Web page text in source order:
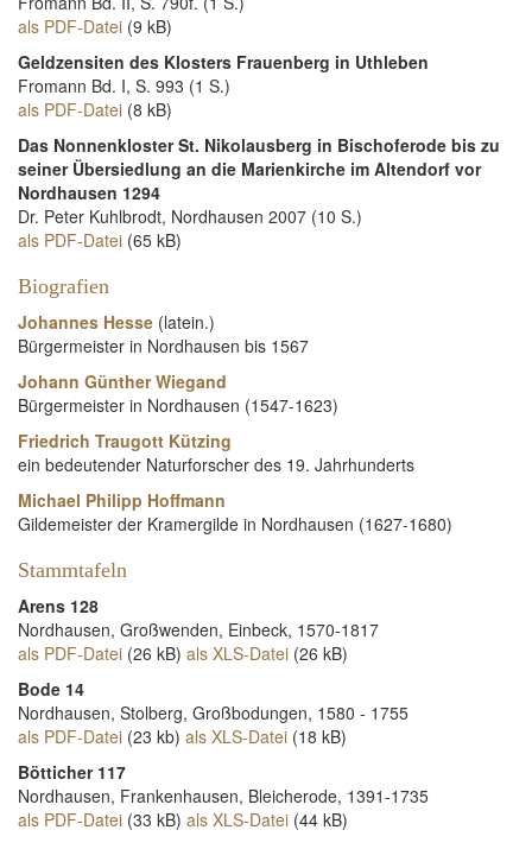
als PDF-Datei (9 kB)
Geldzensiten des Klosters Frauenberg in Uthleben
Fromann Bd. I, S. 993 (1 S.)
als PDF-Datei (8 kB)
Das Nonnenkloster St. Nikolausberg in Bischoferode bis zu
seiner Übersiedlung an die Marienkirche im Altendorf vor
Nordhausen 1294
Dr. Peter Kuhlbrodt, Nordhausen 2007 (10 S.)
als PDF-Datei (65 kB)
Biografien
Johannes Hesse (latein.)
Bürgermeister in Nordhausen bis 1567
Johann Günther Wiegand
Bürgermeister in Nordhausen (1547-1623)
Friedrich Traugott Kützing
ein bedeutender Naturforscher des 19. Jahrhunderts
Michael Philipp Hoffmann
Gildemeister der Kramergilde in Nordhausen (1627-1680)
Stammtafeln
Arens 128
Nordhausen, Großwenden, Einbeck, 1570-1817
als PDF-Datei (26 kB) als XLS-Datei (26 kB)
Bode 14
Nordhausen, Stolberg, Großbodungen, 1580 - 1755
als PDF-Datei (23 kb) als XLS-Datei (18 kB)
Bötticher 117
Nordhausen, Frankenhausen, Bleicherode, 1391-1735
als PDF-Datei (33 kB) als XLS-Datei (44 kB)